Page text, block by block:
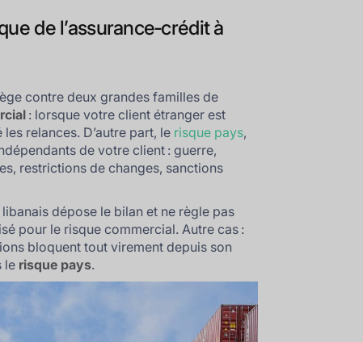
de l’assurance‑crédit à
contre deux grandes familles de
: lorsque votre client étranger est
relances. D’autre part, le risque pays,
de votre client : guerre,
restrictions de changes, sanctions
dépose le bilan et ne règle pas
pour le risque commercial. Autre cas :
bloquent tout virement depuis son
le risque pays.